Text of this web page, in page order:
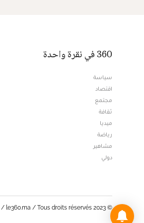
360 في نقرة واحدة
سياسة
اقتصاد
مجتمع
ثقافة
ميديا
رياضة
مشاهير
دولي
© Web News / le360.ma / Tous droits réservés 2023